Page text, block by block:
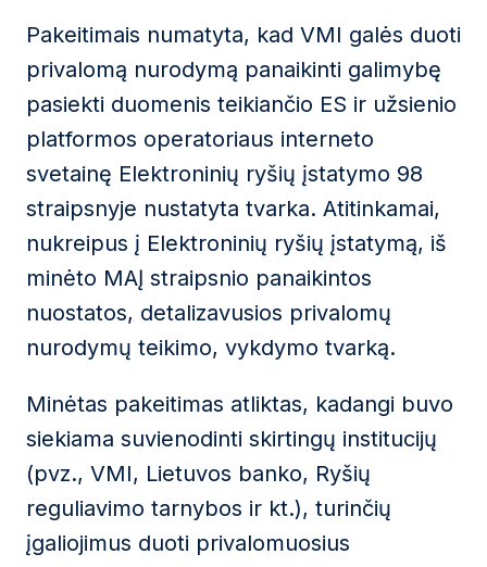
Pakeitimais numatyta, kad VMI galės duoti
privalomą nurodymą panaikinti galimybę
pasiekti duomenis teikiančio ES ir užsienio
platformos operatoriaus interneto
svetainę Elektroninių ryšių įstatymo 98
straipsnyje nustatyta tvarka. Atitinkamai,
nukreipus į Elektroninių ryšių įstatymą, iš
minėto MAĮ straipsnio panaikintos
nuostatos, detalizavusios privalomų
nurodymų teikimo, vykdymo tvarką.
Minėtas pakeitimas atliktas, kadangi buvo
siekiama suvienodinti skirtingų institucijų
(pvz., VMI, Lietuvos banko, Ryšių
reguliavimo tarnybos ir kt.), turinčių
įgaliojimus duoti privalomuosius